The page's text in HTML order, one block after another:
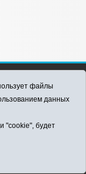
файлы
данных
"cookie", будет